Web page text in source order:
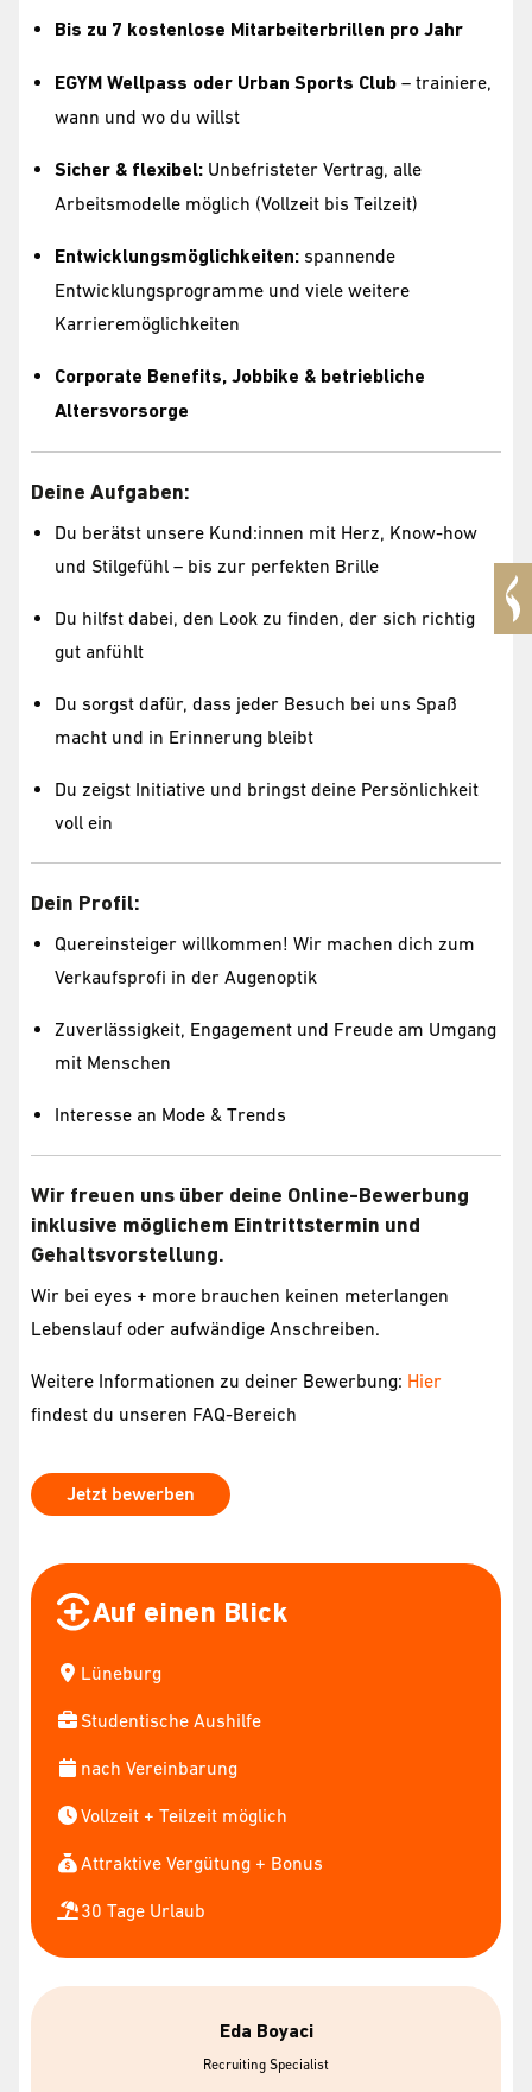
Bis zu 7 kostenlose Mitarbeiterbrillen pro Jahr
EGYM Wellpass oder Urban Sports Club – trainiere,
wann und wo du willst
Sicher & flexibel: Unbefristeter Vertrag, alle
Arbeitsmodelle möglich (Vollzeit bis Teilzeit)
Entwicklungsmöglichkeiten: spannende
Entwicklungsprogramme und viele weitere
Karrieremöglichkeiten
Corporate Benefits, Jobbike & betriebliche
Altersvorsorge
Deine Aufgaben:
Du berätst unsere Kund:innen mit Herz, Know-how
und Stilgefühl – bis zur perfekten Brille
Du hilfst dabei, den Look zu finden, der sich richtig
gut anfühlt
Du sorgst dafür, dass jeder Besuch bei uns Spaß
macht und in Erinnerung bleibt
Du zeigst Initiative und bringst deine Persönlichkeit
voll ein
Dein Profil:
Quereinsteiger willkommen! Wir machen dich zum
Verkaufsprofi in der Augenoptik
Zuverlässigkeit, Engagement und Freude am Umgang
mit Menschen
Interesse an Mode & Trends
Wir freuen uns über deine Online-Bewerbung
inklusive möglichem Eintrittstermin und
Gehaltsvorstellung.
Wir bei eyes + more brauchen keinen meterlangen
Lebenslauf oder aufwändige Anschreiben.
Weitere Informationen zu deiner Bewerbung: Hier
findest du unseren FAQ-Bereich
Jetzt bewerben
Auf einen Blick
Lüneburg
Studentische Aushilfe
nach Vereinbarung
Vollzeit + Teilzeit möglich
Attraktive Vergütung + Bonus
30 Tage Urlaub
Eda Boyaci
Recruiting Specialist